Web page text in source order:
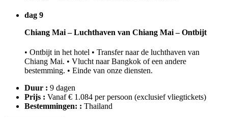
dag 9
Chiang Mai – Luchthaven van Chiang Mai – Ontbijt
• Ontbijt in het hotel • Transfer naar de luchthaven van
Chiang Mai. • Vlucht naar Bangkok of een andere
bestemming. • Einde van onze diensten.
Duur : 9 dagen
Prijs : Vanaf € 1.084 per persoon (exclusief vliegtickets)
Bestemmingen: : Thailand